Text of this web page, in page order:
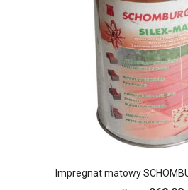
Impregnat matowy